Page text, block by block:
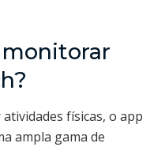
monitorar
físicas, o app
ampla gama de